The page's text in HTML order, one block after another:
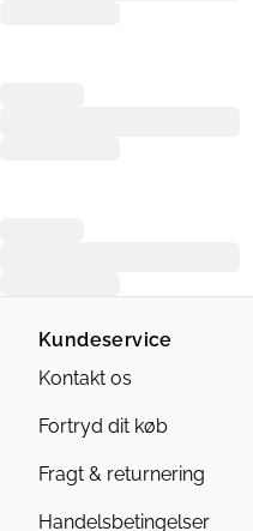
Kundeservice
Kontakt os
Fortryd dit køb
Fragt & returnering
Handelsbetingelser